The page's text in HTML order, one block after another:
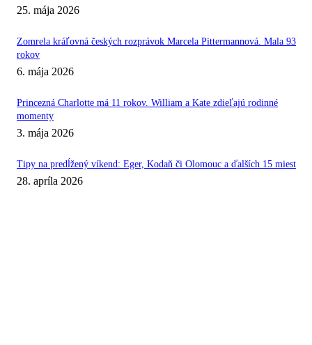
25. mája 2026
Zomrela kráľovná českých rozprávok Marcela Pittermannová. Mala 93
rokov
6. mája 2026
Princezná Charlotte má 11 rokov. William a Kate zdieľajú rodinné
momenty
3. mája 2026
Tipy na predĺžený víkend: Eger, Kodaň či Olomouc a ďalších 15 miest
28. apríla 2026